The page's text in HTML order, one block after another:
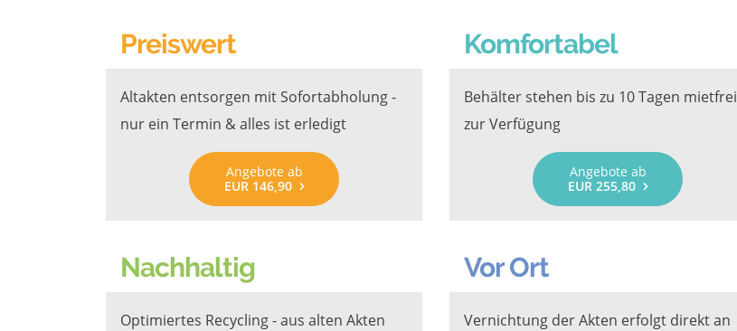
Preiswert
Altakten entsorgen mit Sofortabholung -
nur ein Termin & alles ist erledigt
Angebote ab
EUR 146,90
Komfortabel
Behälter stehen bis zu 10 Tagen mietfrei
zur Verfügung
Angebote ab
EUR 255,80
Nachhaltig
Optimiertes Recycling - aus alten Akten
Vor Ort
Vernichtung der Akten erfolgt direkt an